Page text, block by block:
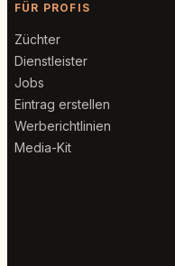
FÜR PROFIS
Züchter
Dienstleister
Jobs
Eintrag erstellen
Werberichtlinien
Media-Kit